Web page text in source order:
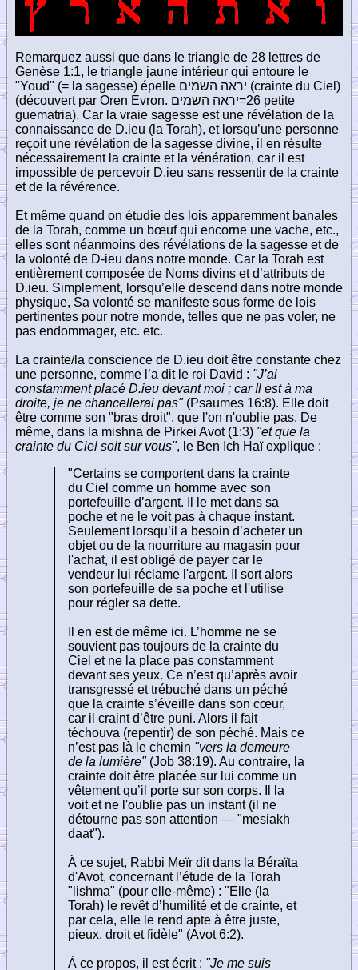
Remarquez aussi que dans le triangle de 28 lettres de
Genèse 1:1, le triangle jaune intérieur qui entoure le
"Youd" (= la sagesse) épelle יראה השמים (crainte du Ciel)
(découvert par Oren Evron. יראה השמים=26 petite
guematria). Car la vraie sagesse est une révélation de la
connaissance de D.ieu (la Torah), et lorsqu’une personne
reçoit une révélation de la sagesse divine, il en résulte
nécessairement la crainte et la vénération, car il est
impossible de percevoir D.ieu sans ressentir de la crainte
et de la révérence.
Et même quand on étudie des lois apparemment banales
de la Torah, comme un bœuf qui encorne une vache, etc.,
elles sont néanmoins des révélations de la sagesse et de
la volonté de D-ieu dans notre monde. Car la Torah est
entièrement composée de Noms divins et d’attributs de
D.ieu. Simplement, lorsqu’elle descend dans notre monde
physique, Sa volonté se manifeste sous forme de lois
pertinentes pour notre monde, telles que ne pas voler, ne
pas endommager, etc. etc.
La crainte/la conscience de D.ieu doit être constante chez
une personne, comme l’a dit le roi David : "J’ai
constamment placé D.ieu devant moi ; car Il est à ma
droite, je ne chancellerai pas"(Psaumes 16:8). Elle doit
être comme son "bras droit", que l'on n'oublie pas. De
même, dans la mishna de Pirkei Avot (1:3) "et que la
crainte du Ciel soit sur vous", le Ben Ich Haï explique :
"Certains se comportent dans la crainte
du Ciel comme un homme avec son
portefeuille d’argent. Il le met dans sa
poche et ne le voit pas à chaque instant.
Seulement lorsqu’il a besoin d’acheter un
objet ou de la nourriture au magasin pour
l'achat, il est obligé de payer car le
vendeur lui réclame l'argent. Il sort alors
son portefeuille de sa poche et l'utilise
pour régler sa dette.
Il en est de même ici. L’homme ne se
souvient pas toujours de la crainte du
Ciel et ne la place pas constamment
devant ses yeux. Ce n’est qu’après avoir
transgressé et trébuché dans un péché
que la crainte s’éveille dans son cœur,
car il craint d’être puni. Alors il fait
téchouva (repentir) de son péché. Mais ce
n’est pas là le chemin "vers la demeure
de la lumière"(Job 38:19). Au contraire, la
crainte doit être placée sur lui comme un
vêtement qu’il porte sur son corps. Il la
voit et ne l'oublie pas un instant (il ne
détourne pas son attention — "mesiakh
daat").
À ce sujet, Rabbi Meïr dit dans la Béraïta
d'Avot, concernant l’étude de la Torah
"lishma" (pour elle-même) : "Elle (la
Torah) le revêt d’humilité et de crainte, et
par cela, elle le rend apte à être juste,
pieux, droit et fidèle" (Avot 6:2).
À ce propos, il est écrit : "Je me suis